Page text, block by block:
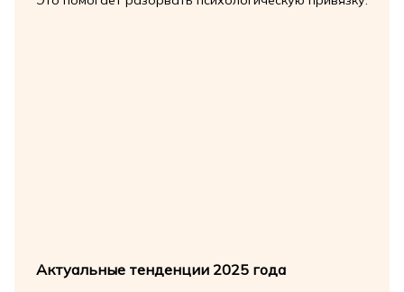
Актуальные тенденции 2025 года